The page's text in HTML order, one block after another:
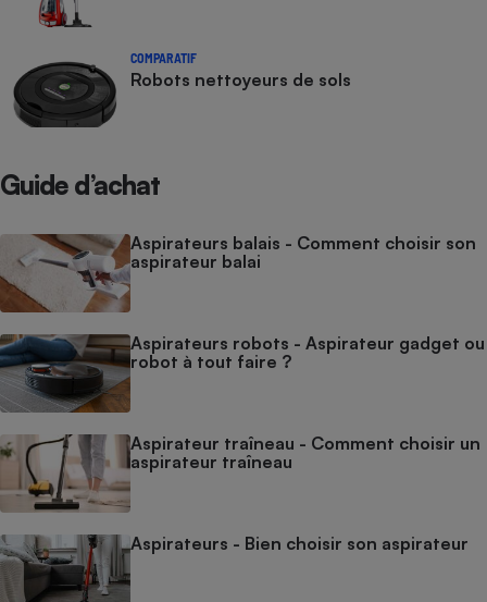
COMPARATIF
Robots nettoyeurs de sols
Guide d’achat
Aspirateurs balais - Comment choisir son
aspirateur balai
Aspirateurs robots - Aspirateur gadget ou
robot à tout faire ?
Aspirateur traîneau - Comment choisir un
aspirateur traîneau
Aspirateurs - Bien choisir son aspirateur